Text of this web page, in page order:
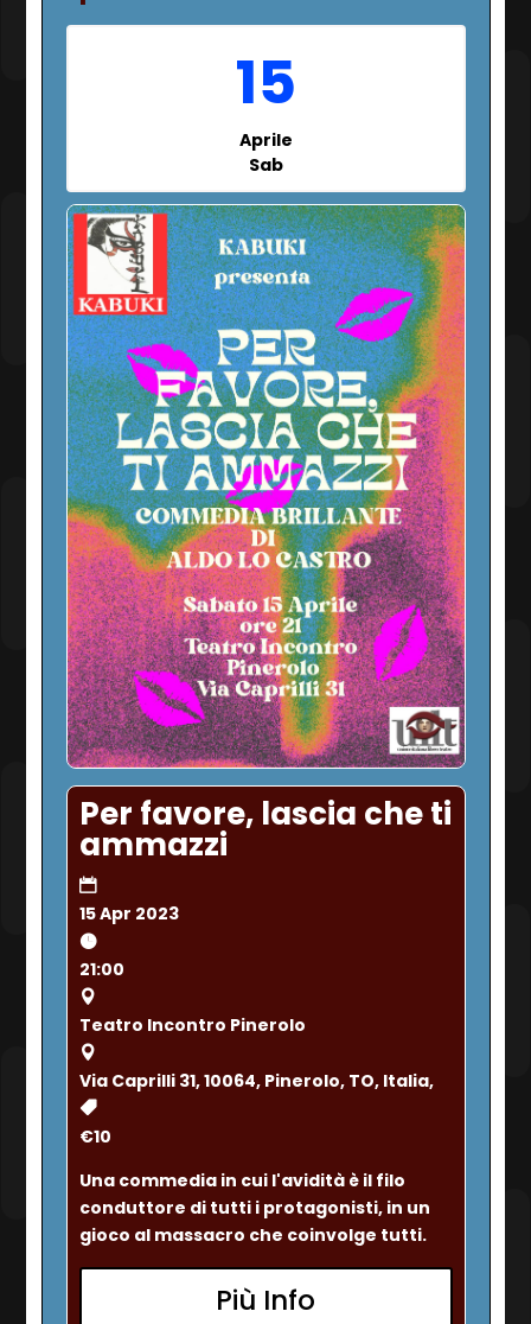
15
Aprile
Sab
Per favore, lascia che ti
ammazzi
15 Apr 2023
21:00
Teatro Incontro Pinerolo
Via Caprilli 31, 10064, Pinerolo, TO, Italia,
€10
Una commedia in cui l'avidità è il filo
conduttore di tutti i protagonisti, in un
gioco al massacro che coinvolge tutti.
Più Info